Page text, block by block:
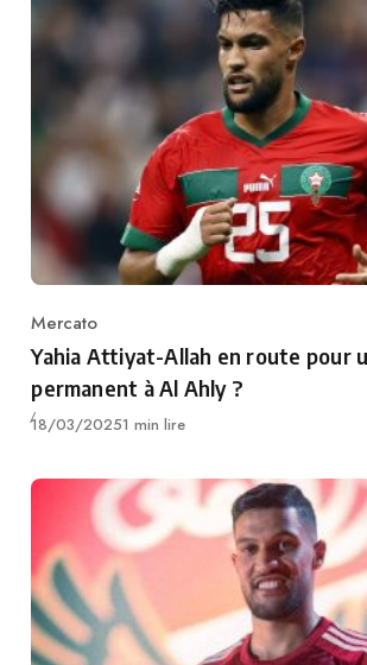
Category
Mercato
Yahia Attiyat-Allah en route pour
permanent à Al Ahly ?
Publié
18/03/20251 min lire